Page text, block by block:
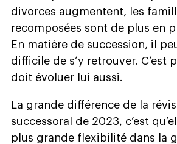
divorces augmentent, les
recomposées sont de plus en
En matière de succession, il
difficile de s’y retrouver. C’est
doit évoluer lui aussi.
La grande différence de la
successoral de 2023, c’est
plus grande flexibilité dans la